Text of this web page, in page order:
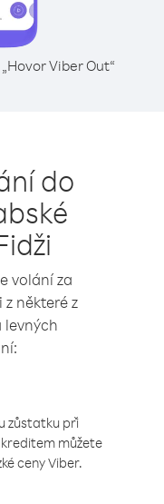
Viber Out“
do
volání za
z některé z
levných
zůstatku při
můžete
ceny Viber.